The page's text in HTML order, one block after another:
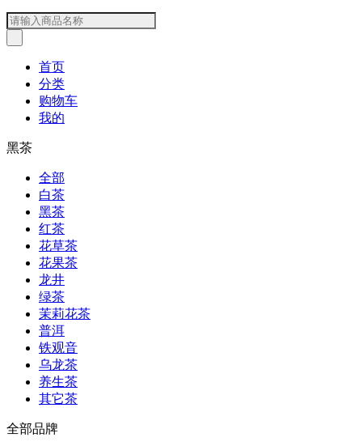
首页
分类
购物车
我的
黑茶
全部
白茶
黑茶
红茶
花草茶
花果茶
龙井
绿茶
茉莉花茶
普洱
铁观音
乌龙茶
养生茶
其它茶
全部品牌